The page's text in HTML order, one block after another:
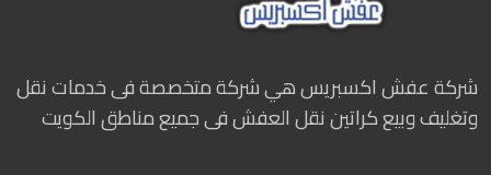
شركة عفش اكسبريس هي شركة متخصصة فى خدمات نقل
وتغليف وبيع كراتين نقل العفش فى جميع مناطق الكويت